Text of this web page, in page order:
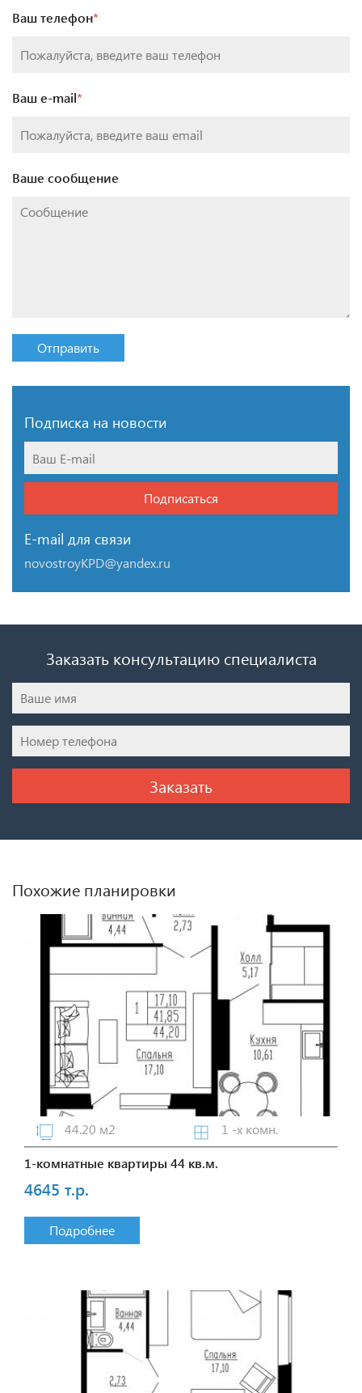
Ваш телефон*
Ваш e-mail*
Ваше сообщение
Отправить
Подписка на новости
Подписаться
E-mail для связи
novostroyKPD@yandex.ru
Заказать консультацию специалиста
Похожие планировки
44.20 м2
1 -х комн.
1-комнатные квартиры 44 кв.м.
4645 т.р.
Подробнее